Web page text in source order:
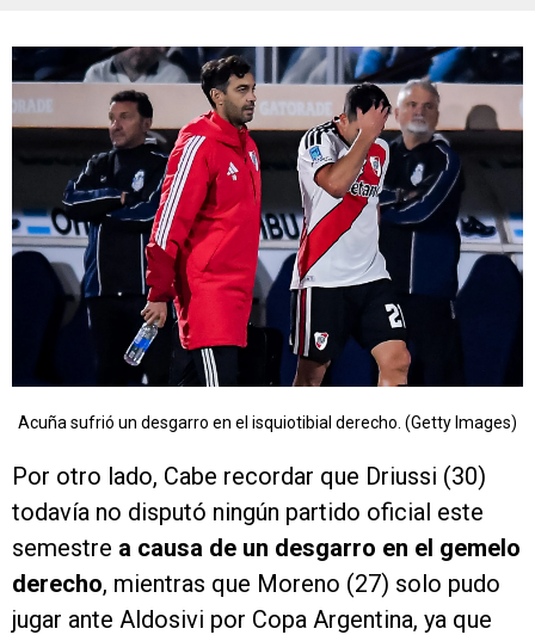
Acuña sufrió un desgarro en el isquiotibial derecho. (Getty Images)
Por otro lado, Cabe recordar que Driussi (30)
todavía no disputó ningún partido oficial este
semestre a causa de un desgarro en el gemelo
derecho, mientras que Moreno (27) solo pudo
jugar ante Aldosivi por Copa Argentina, ya que